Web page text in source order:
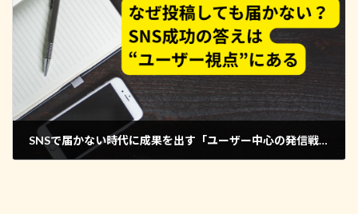
SNSで届かない時代に成果を出す「ユーザー中心の発信戦略」とは